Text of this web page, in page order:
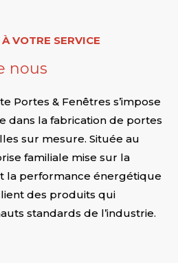
VOTRE SERVICE
nous
Portes & Fenêtres s’impose
dans la fabrication de portes
sur mesure. Située au
familiale mise sur la
la performance énergétique
des produits qui
standards de l’industrie.